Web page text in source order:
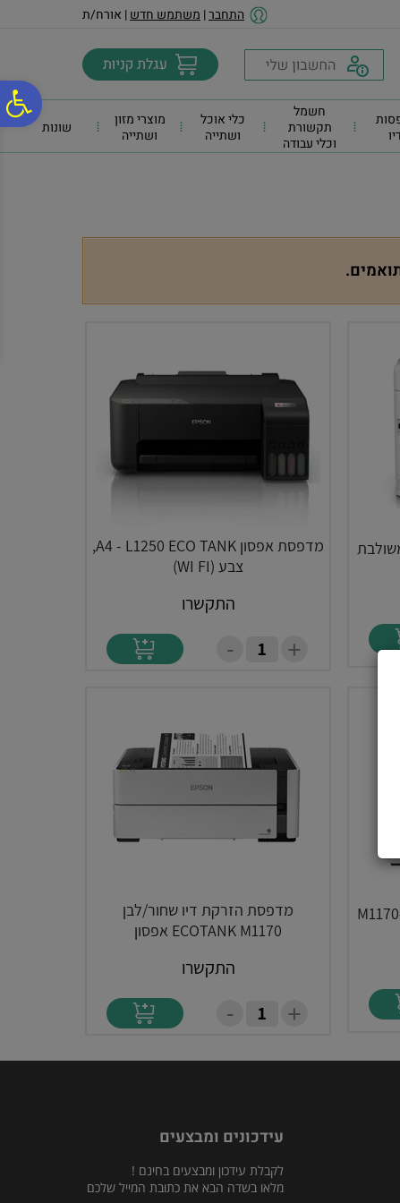
נגישות
אתר
המרכזי
התחבר| משתמש חדש| אורח/ת
חשמל
תקשורת
וכלי עבודה
כלי אוכל
ושתייה
מוצרי מזון
ושתייה
שונות
מדפסת אפסון A4 - L1250 ECO TANK,
צבע (WI FI)
התקשרו
+
-
מדפסת הזרקת דיו שחור/לבן
ECOTANK M1170 אפסון
התקשרו
+
-
עידכונים ומבצעים
לקבלת עידכון ומבצעים בחינם !
מלאו בשדה הבא את כתובת המייל שלכם